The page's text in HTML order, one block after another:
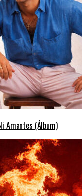
Amantes (Álbum)